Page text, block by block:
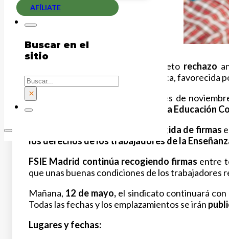
AFÍLIATE
Buscar en el
sitio
Buscar
×
manifiesta su completo rechazo
compañeros de la Enseñanza Pública, favorecida
Frente a este hecho el pasado mes de
derechos de los trabajadores de la Educación
recogida de firmas
los derechos de los trabajadores de la
FSIE Madrid continúa recogiendo firmas entre
que unas buenas condiciones de los trabajadores
Mañana, 12 de mayo, el sindicato continuará
Todas las fechas y los emplazamientos se irán
Lugares y fechas: